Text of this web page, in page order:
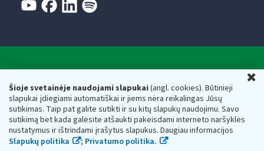
Šioje svetainėje naudojami slapukai(angl. cookies). Būtinieji
slapukai įdiegiami automatiškai ir jiems nėra reikalingas Jūsų
sutikimas. Taip pat galite sutikti ir su kitų slapukų naudojimu. Savo
sutikimą bet kada galėsite atšaukti pakeisdami interneto naršyklės
nustatymus ir ištrindami įrašytus slapukus. Daugiau informacijos
Slapukų politika
; Privatumo politika.
Respublikos finansų ministerijos
Biudžetinė įstaiga. Juridinio asmens kodas — 188659752,
adresas: Vasario 16-osios g. 14, 01107 Vilnius, Lietuva, el.paštas:
vmi@vmi.lt, E. pristatymo dėžutės adresas 188659752
Duomenys apie Valstybinę mokesčių inspekciją prie Lietuvos
Respublikos finansų ministerijos kaupiami ir saugomi Juridinių